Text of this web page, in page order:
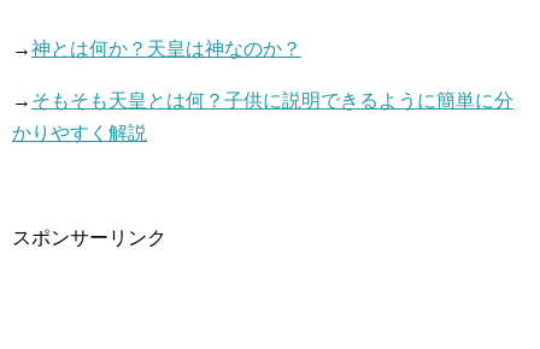
→神とは何か？天皇は神なのか？
→ そもそも天皇とは何？子供に説明できるように簡単に分
かりやすく解説
スポンサーリンク